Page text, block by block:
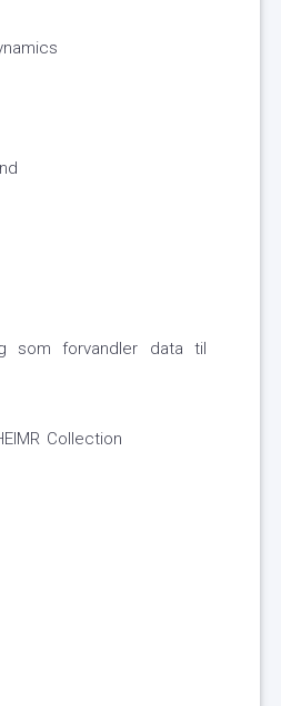
som forvandler data til
Collection